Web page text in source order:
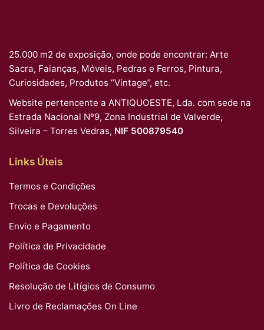
25.000 m2 de exposição, onde pode encontrar: Arte
Sacra, Faianças, Móveis, Pedras e Ferros, Pintura,
Curiosidades, Produtos “Vintage”, etc.
Website pertencente a ANTIQUOESTE, Lda. com sede na
Estrada Nacional Nº9, Zona Industrial de Valverde,
Silveira – Torres Vedras, NIF 500879540
Links Úteis
Termos e Condições
Trocas e Devoluções
Envio e Pagamento
Política de Privacidade
Política de Cookies
Resolução de Litígios de Consumo
Livro de Reclamações On Line